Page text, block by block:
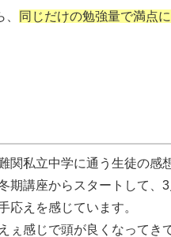
同じだけの勉強量で満点
関私立中学に通う生徒の感
期講座からスタートして、
応えを感じています。
えぇ感じで頭が良くなってき